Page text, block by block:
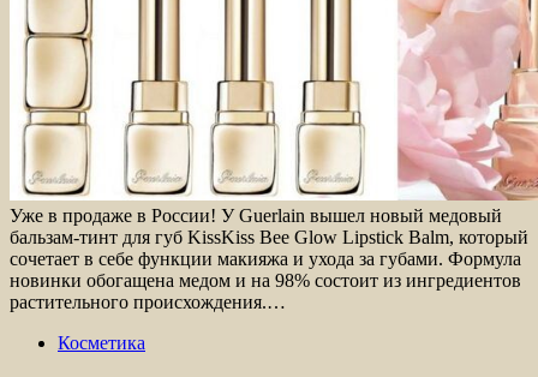
Уже в продаже в России! У Guerlain вышел новый медовый
бальзам-тинт для губ KissKiss Bee Glow Lipstick Balm, который
сочетает в себе функции макияжа и ухода за губами. Формула
новинки обогащена медом и на 98% состоит из ингредиентов
растительного происхождения.…
Косметика